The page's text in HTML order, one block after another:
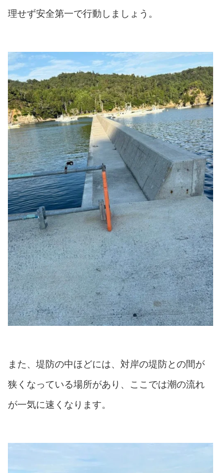
理せず安全第一で行動しましょう。
また、堤防の中ほどには、対岸の堤防との間が
狭くなっている場所があり、ここでは潮の流れ
が一気に速くなります。